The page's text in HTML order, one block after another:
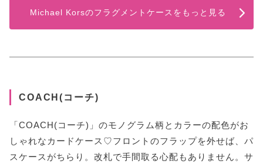
Michael Korsのフラグメントケースをもっと見る
COACH(コーチ)
「COACH(コーチ)」のモノグラム柄とカラーの配色がお
しゃれなカードケース♡フロントのフラップを外せば、パ
スケースがちらり。改札で手間取る心配もありません。サ